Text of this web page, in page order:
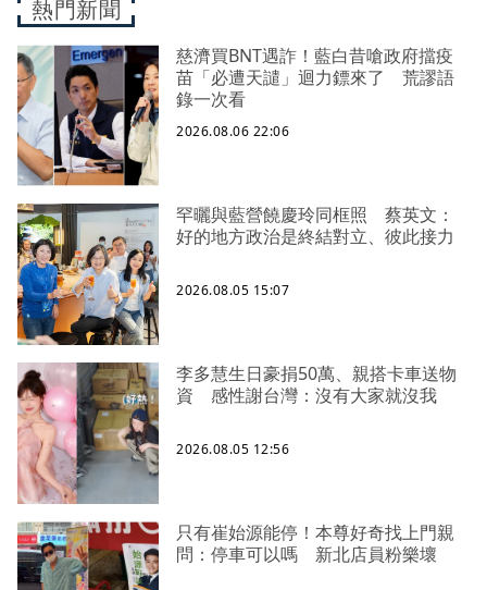
熱門新聞
慈濟買BNT遇詐！藍白昔嗆政府擋疫
苗「必遭天譴」迴力鏢來了 荒謬語
錄一次看
2026.08.06 22:06
罕曬與藍營饒慶玲同框照 蔡英文：
好的地方政治是終結對立、彼此接力
2026.08.05 15:07
李多慧生日豪捐50萬、親搭卡車送物
資 感性謝台灣：沒有大家就沒我
2026.08.05 12:56
只有崔始源能停！本尊好奇找上門親
問：停車可以嗎 新北店員粉樂壞